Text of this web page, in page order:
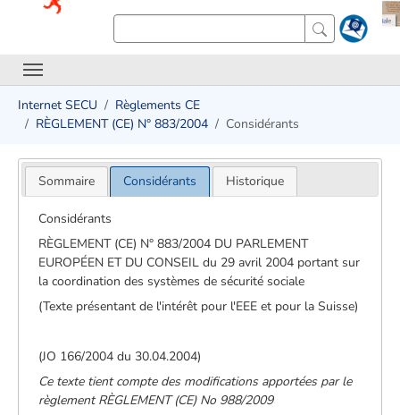
Internet SECU
Règlements CE
RÈGLEMENT (CE) N° 883/2004
Considérants
Sommaire Considérants Historique
Considérants
RÈGLEMENT (CE) N° 883/2004 DU PARLEMENT
EUROPÉEN ET DU CONSEIL du 29 avril 2004 portant sur
la coordination des systèmes de sécurité sociale
(Texte présentant de l'intérêt pour l'EEE et pour la Suisse)
(JO 166/2004 du 30.04.2004)
Ce texte tient compte des modifications apportées par le
règlement RÈGLEMENT (CE) No 988/2009